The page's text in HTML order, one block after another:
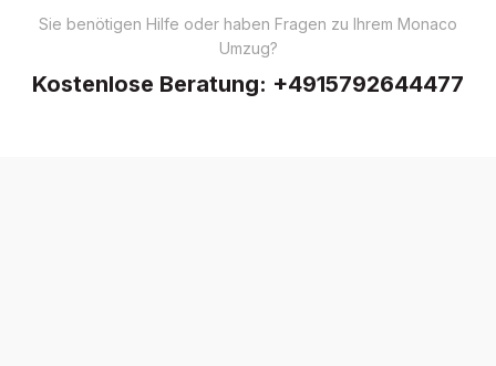
Sie benötigen Hilfe oder haben Fragen zu Ihrem Monaco
Umzug?
Kostenlose Beratung: +4915792644477